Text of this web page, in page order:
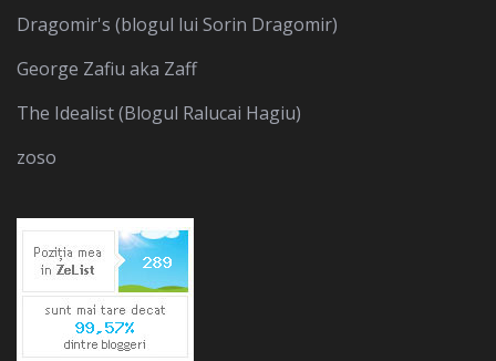
Dragomir's (blogul lui Sorin Dragomir)
George Zafiu aka Zaff
The Idealist (Blogul Ralucai Hagiu)
zoso